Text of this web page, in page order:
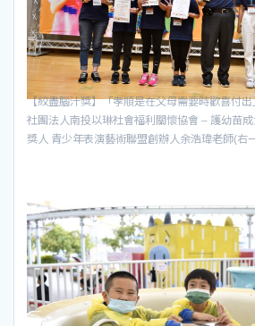
【絞盡腦汁獎】「孝順是在父母需要時歡喜付出
社團法人南投以琳社會福利關懷協會 – 護幼苗
獎人 青少年表演藝術聯盟創辦人余浩瑋老師(右